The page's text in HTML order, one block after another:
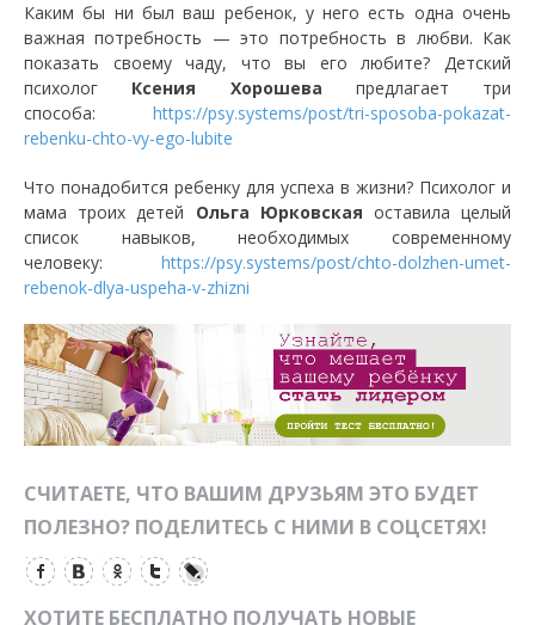
Каким бы ни был ваш ребенок, у него есть одна очень
важная потребность — это потребность в любви. Как
показать своему чаду, что вы его любите? Детский
психолог Ксения Хорошева предлагает три
способа: https://psy.systems/post/tri-sposoba-pokazat-
rebenku-chto-vy-ego-lubite
Что понадобится ребенку для успеха в жизни? Психолог и
мама троих детей Ольга Юрковская оставила целый
список навыков, необходимых современному
человеку: https://psy.systems/post/chto-dolzhen-umet-
rebenok-dlya-uspeha-v-zhizni
СЧИТАЕТЕ, ЧТО ВАШИМ ДРУЗЬЯМ ЭТО БУДЕТ
ПОЛЕЗНО? ПОДЕЛИТЕСЬ С НИМИ В СОЦСЕТЯХ!
ХОТИТЕ БЕСПЛАТНО ПОЛУЧАТЬ НОВЫЕ